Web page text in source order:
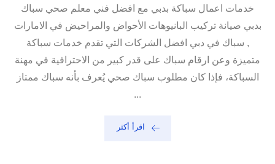
خدمات اعمال سباكة بدبي مع افضل فني معلم صحي سباك
بدبي صيانة تركيب البانيوهات الأحواض والمراحيض في الامارات
, سباك في دبي افضل الشركات التي تقدم خدمات سباكة
متميزة وعن ارقام سباك على قدر كبير من الاحترافية في مهنة
السباكة، فإذا كان مطلوب سباك صحي يُعرف بأنه سباك ممتاز
...
اقرأ أكثر